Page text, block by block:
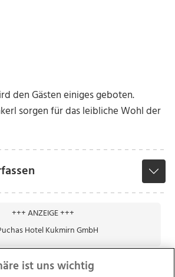
den Gästen einiges geboten.
sorgen für das leibliche Wohl der
+++ ANZEIGE +++
ist uns wichtig